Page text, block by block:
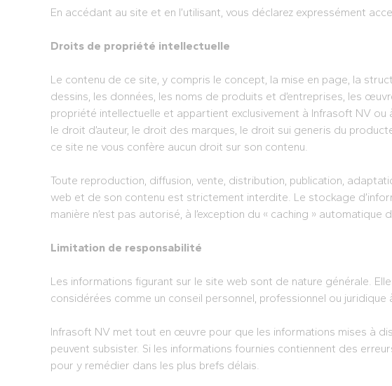
En accédant au site et en l’utilisant, vous déclarez expressément
Droits de propriété intellectuelle
Le contenu de ce site, y compris le concept, la mise en page, la
dessins, les données, les noms de produits et d’entreprises, les
propriété intellectuelle et appartient exclusivement à Infrasoft NV
le droit d’auteur, le droit des marques, le droit sui generis du
ce site ne vous confère aucun droit sur son contenu.
Toute reproduction, diffusion, vente, distribution, publication,
web et de son contenu est strictement interdite. Le stockage
manière n’est pas autorisé, à l’exception du « caching » automatique
Limitation de responsabilité
Les informations figurant sur le site web sont de nature générale.
considérées comme un conseil personnel, professionnel ou juridique
Infrasoft NV met tout en œuvre pour que les informations mises à
peuvent subsister. Si les informations fournies contiennent des
pour y remédier dans les plus brefs délais.